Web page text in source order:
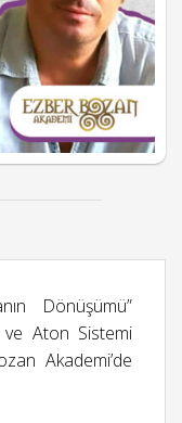
Dönüşümü”
Aton Sistemi
Akademi’de